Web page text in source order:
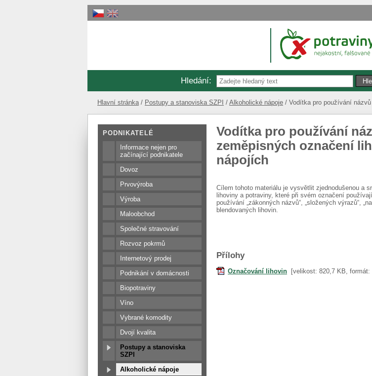
Hledání:
Hlavní stránka Postupy a stanoviska SZPI Alkoholické nápoje
Vodítka pro používání
PODNIKATELÉ
Informace nejen pro
začínající podnikatele
Dovoz
Prvovýroba
Výroba
Maloobchod
Společné stravování
Rozvoz pokrmů
Internetový prodej
Podnikání v domácnosti
Biopotraviny
Víno
Vybrané komodity
Dvojí kvalita
Postupy a stanoviska
SZPI
Alkoholické nápoje
Vodítka pro používání
zeměpisných označení
nápojích
Cílem tohoto materiálu je vysvětlit zjednodušenou a
lihoviny a potraviny, které při svém označení
používání „zákonných názvů“, „složených výrazů“,
blendovaných lihovin.
Přílohy
Označování lihovin [velikost: 820,7 KB, formát: